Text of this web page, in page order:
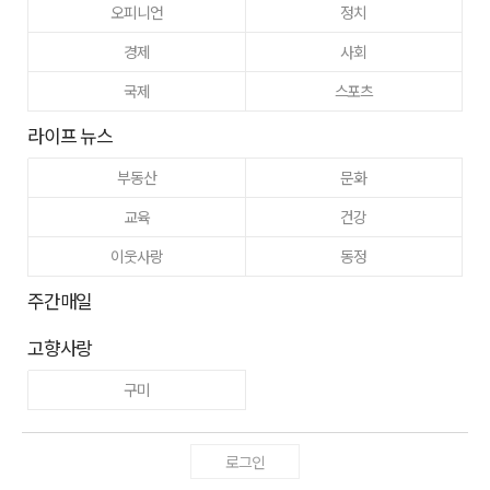
오피니언
정치
경제
사회
국제
스포츠
라이프 뉴스
부동산
문화
교육
건강
이웃사랑
동정
주간매일
고향사랑
구미
로그인